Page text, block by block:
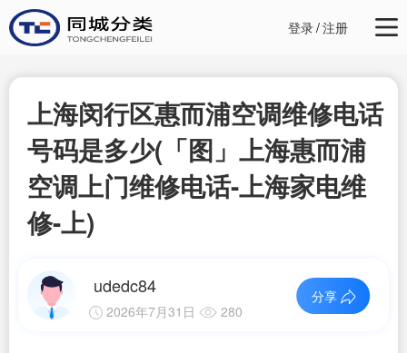
登录/注册
上海闵行区惠而浦空调维修电话
号码是多少(「图」上海惠而浦
空调上门维修电话-上海家电维
修-上)
udedc84
2026年7月31日 280
分享